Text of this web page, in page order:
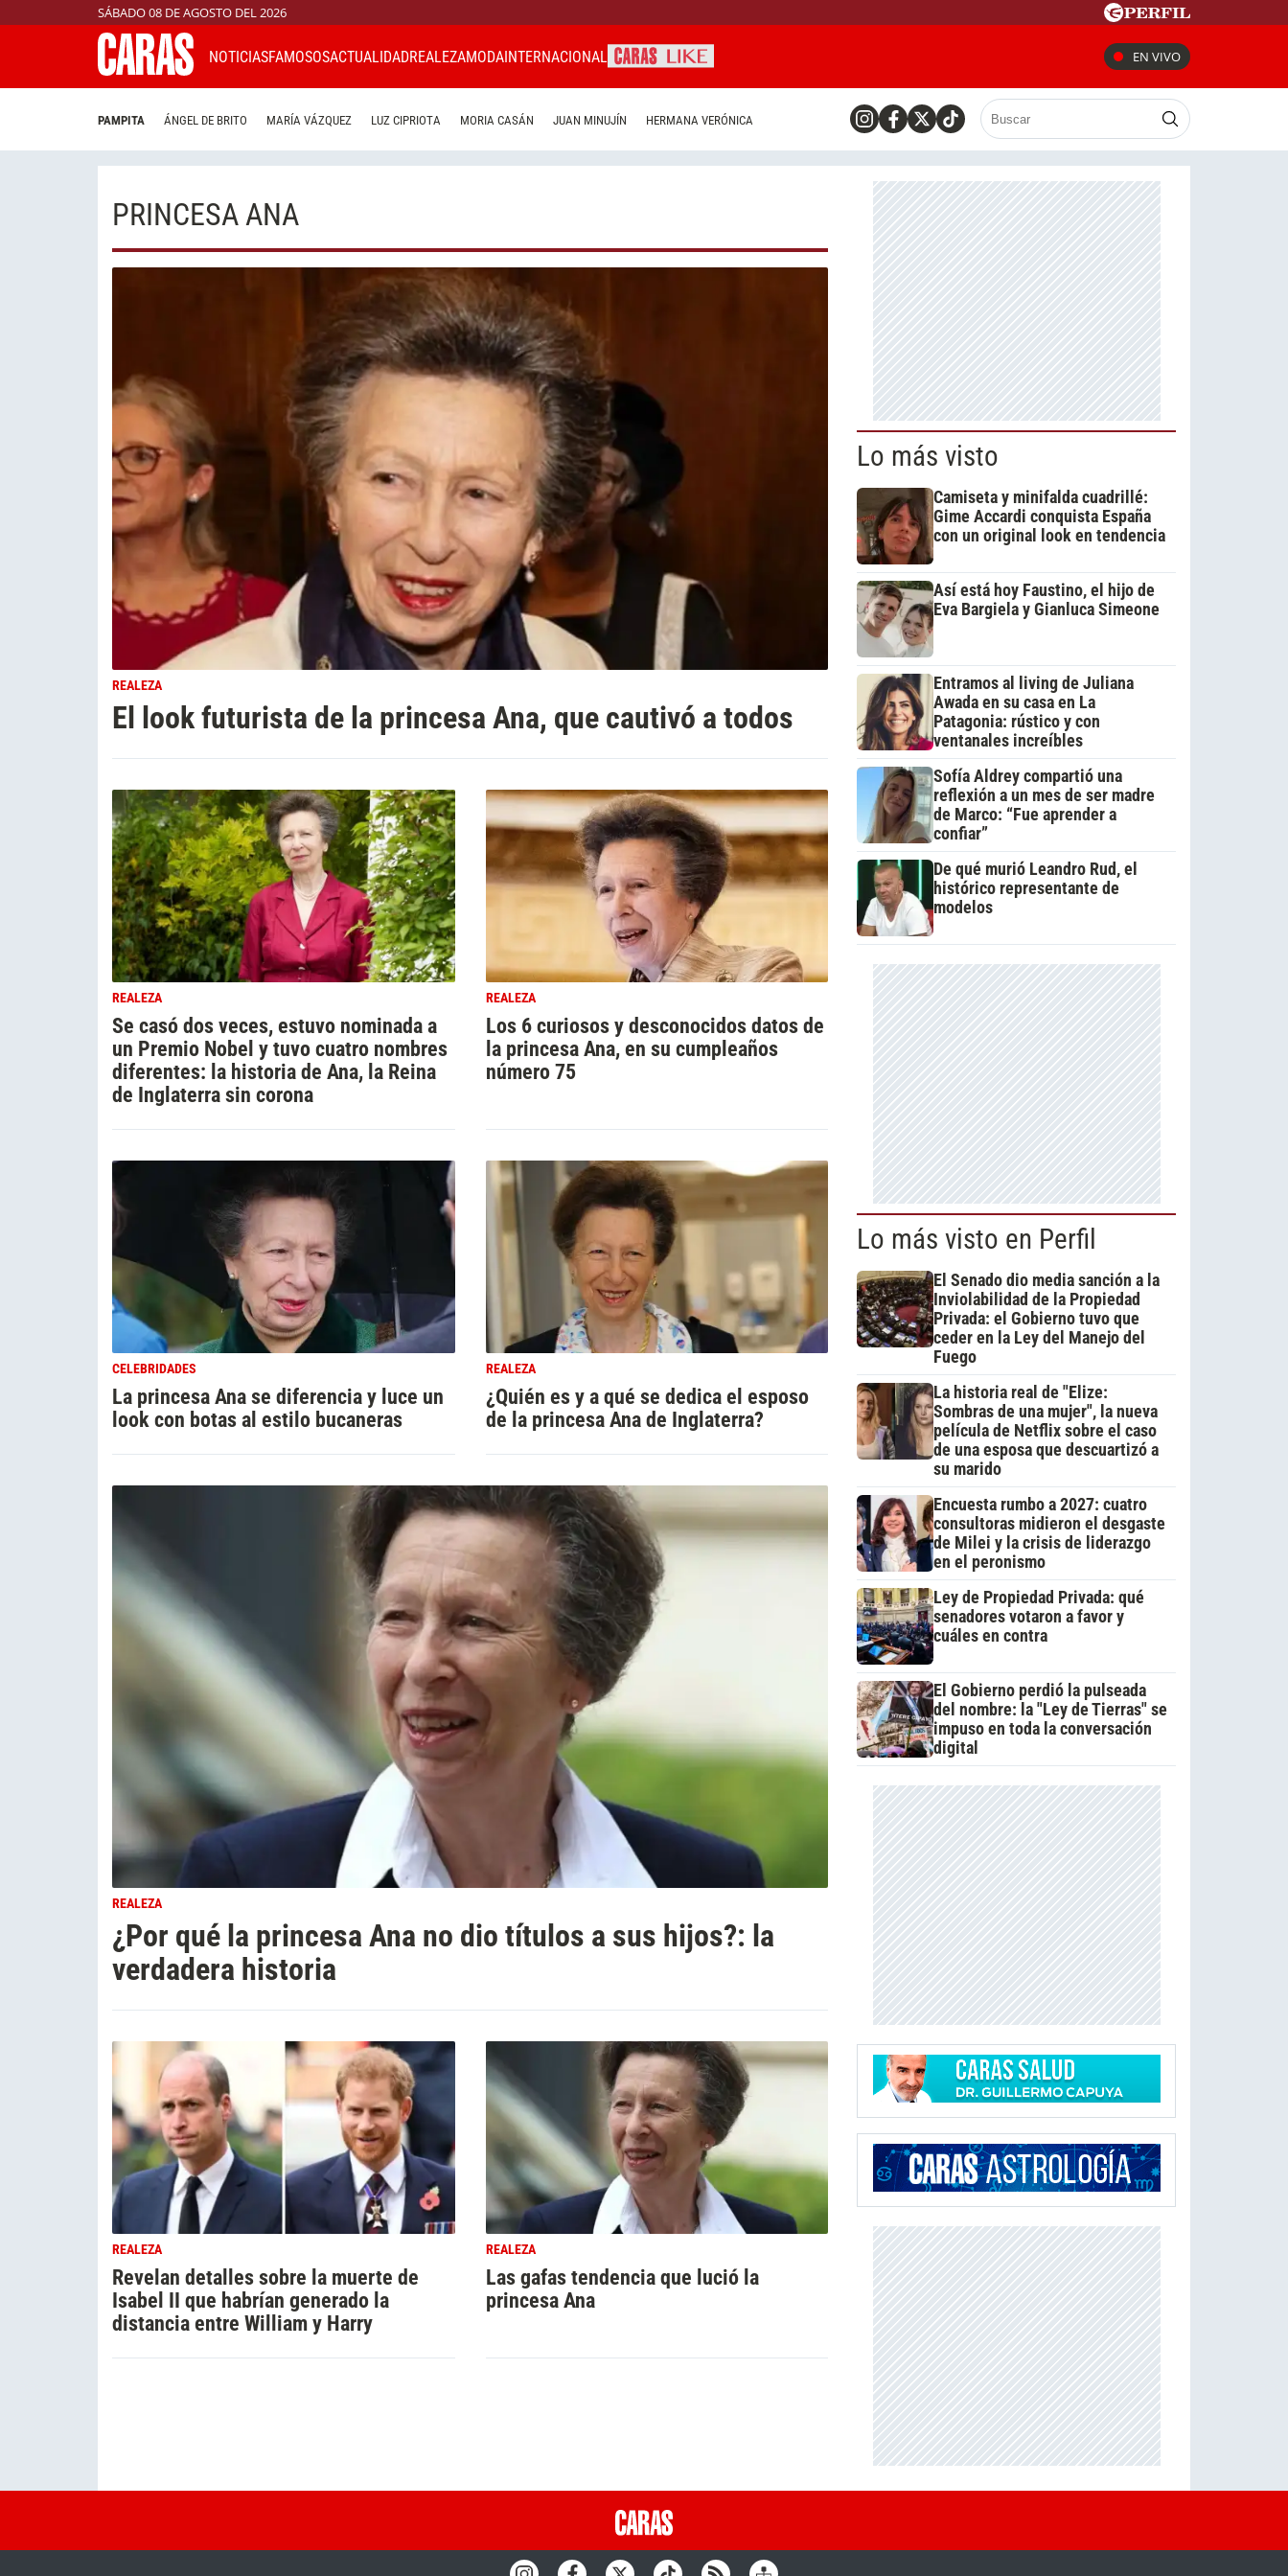
SÁBADO 08 DE AGOSTO DEL 2026
NOTICIASFAMOSOSACTUALIDADREALEZAMODAINTERNACIONAL EN VIVO
PAMPITA ÁNGEL DE BRITO MARÍA VÁZQUEZ LUZ CIPRIOTA MORIA CASÁN JUAN MINUJÍN HERMANA VERÓNICA
PRINCESA ANA
REALEZA
El look futurista de la princesa Ana, que cautivó a todos
REALEZA
Se casó dos veces, estuvo nominada a
un Premio Nobel y tuvo cuatro nombres
diferentes: la historia de Ana, la Reina
de Inglaterra sin corona
REALEZA
Los 6 curiosos y desconocidos datos de
la princesa Ana, en su cumpleaños
número 75
CELEBRIDADES
La princesa Ana se diferencia y luce un
look con botas al estilo bucaneras
REALEZA
¿Quién es y a qué se dedica el esposo
de la princesa Ana de Inglaterra?
REALEZA
¿Por qué la princesa Ana no dio títulos a sus hijos?: la
verdadera historia
REALEZA
Revelan detalles sobre la muerte de
Isabel II que habrían generado la
distancia entre William y Harry
REALEZA
Las gafas tendencia que lució la
princesa Ana
Lo más visto
Camiseta y minifalda cuadrillé:
Gime Accardi conquista España
con un original look en tendencia
Así está hoy Faustino, el hijo de
Eva Bargiela y Gianluca Simeone
Entramos al living de Juliana
Awada en su casa en La
Patagonia: rústico y con
ventanales increíbles
Sofía Aldrey compartió una
reflexión a un mes de ser madre
de Marco: “Fue aprender a
confiar”
De qué murió Leandro Rud, el
histórico representante de
modelos
Lo más visto en Perfil
El Senado dio media sanción a la
Inviolabilidad de la Propiedad
Privada: el Gobierno tuvo que
ceder en la Ley del Manejo del
Fuego
La historia real de "Elize:
Sombras de una mujer", la nueva
película de Netflix sobre el caso
de una esposa que descuartizó a
su marido
Encuesta rumbo a 2027: cuatro
consultoras midieron el desgaste
de Milei y la crisis de liderazgo
en el peronismo
Ley de Propiedad Privada: qué
senadores votaron a favor y
cuáles en contra
El Gobierno perdió la pulseada
del nombre: la "Ley de Tierras" se
impuso en toda la conversación
digital